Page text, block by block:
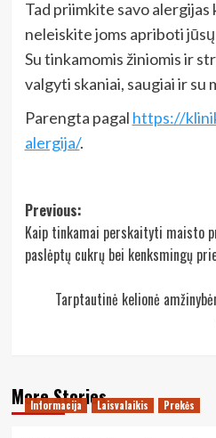
Tad priimkite savo
neleiskite joms apriboti
Su tinkamomis žiniomis ir
valgyti skaniai, saugiai ir su
Parengta pagal https://
alergija/.
Post
navigation
Previous:
Kaip tinkamai perskaityti maisto
paslėptų cukrų bei kenksmingų
Tarptautinė kelionė
More Stories
Informacija Laisvalaikis Prekės